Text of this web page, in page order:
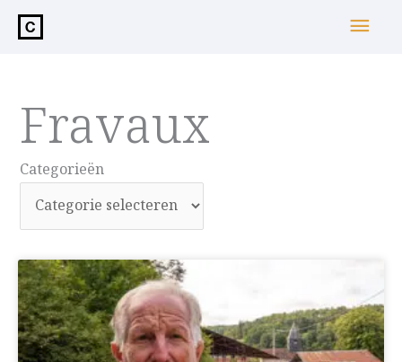
inhoud
Fravaux
Categorieën
Categorieën